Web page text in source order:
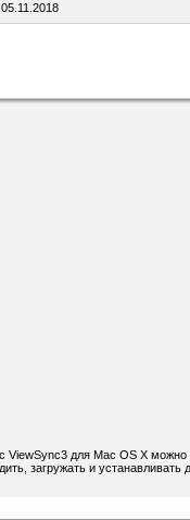
ViewSync3 для Mac OS X
загружать и